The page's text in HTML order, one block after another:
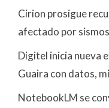
Cirion prosigue
afectado por
Digitel inicia nueva
Guaira con datos,
NotebookLM se